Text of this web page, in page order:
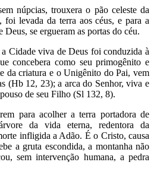
núpcias, trouxera o pão celeste da
foi levada da terra aos céus, e para a
Deus, se ergueram as portas do céu.
Cidade viva de Deus foi conduzida à
concebera como seu primogênito e
da criatura e o Unigênito do Pai, vem
(Hb 12, 23); a arca do Senhor, viva e
de seu Filho (Sl 132, 8).
para acolher a terra portadora de
da vida eterna, redentora da
infligida a Adão. É o Cristo, causa
a gruta escondida, a montanha não
sem intervenção humana, a pedra